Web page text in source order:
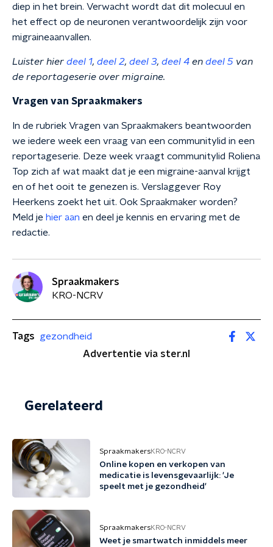
diep in het brein. Verwacht wordt dat dit molecuul en
het effect op de neuronen verantwoordelijk zijn voor
migraineaanvallen.
Luister hier deel 1, deel 2, deel 3, deel 4 en deel 5 van
de reportageserie over migraine.
Vragen van Spraakmakers
In de rubriek Vragen van Spraakmakers beantwoorden
we iedere week een vraag van een communitylid in een
reportageserie. Deze week vraagt communitylid Roliena
Top zich af wat maakt dat je een migraine-aanval krijgt
en of het ooit te genezen is. Verslaggever Roy
Heerkens zoekt het uit. Ook Spraakmaker worden?
Meld je hier aan en deel je kennis en ervaring met de
redactie.
Spraakmakers
KRO-NCRV
Tags
gezondheid
Advertentie via ster.nl
Gerelateerd
SpraakmakersKRO-NCRV
Online kopen en verkopen van
medicatie is levensgevaarlijk: 'Je
speelt met je gezondheid'
SpraakmakersKRO-NCRV
Weet je smartwatch inmiddels meer